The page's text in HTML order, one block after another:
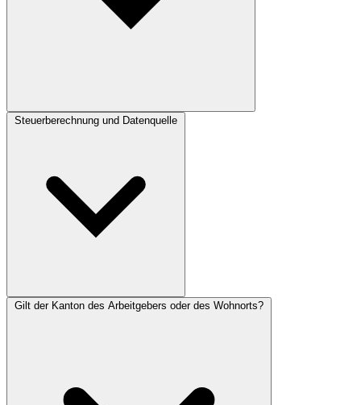
geändert haben.
Steuerberechnung und Datenquelle
Gilt der Kanton des Arbeitgebers oder des Wohnorts?